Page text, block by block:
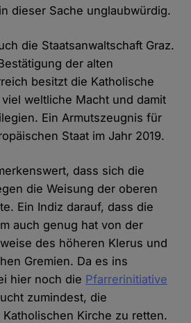
dieser Sache unglaubwürdig.
die Staatsanwaltschaft Graz.
der alten
besitzt die Katholische
weltliche Macht und damit
Ein Armutszeugnis für
Staat im Jahr 2019.
dass sich die
die Weisung der oberen
Ein Indiz darauf, dass die
auch genug hat von der
des höheren Klerus und
Gremien. Da es ins
hier noch die Pfarrerinitiative
zumindest, die
Kirche zu retten.